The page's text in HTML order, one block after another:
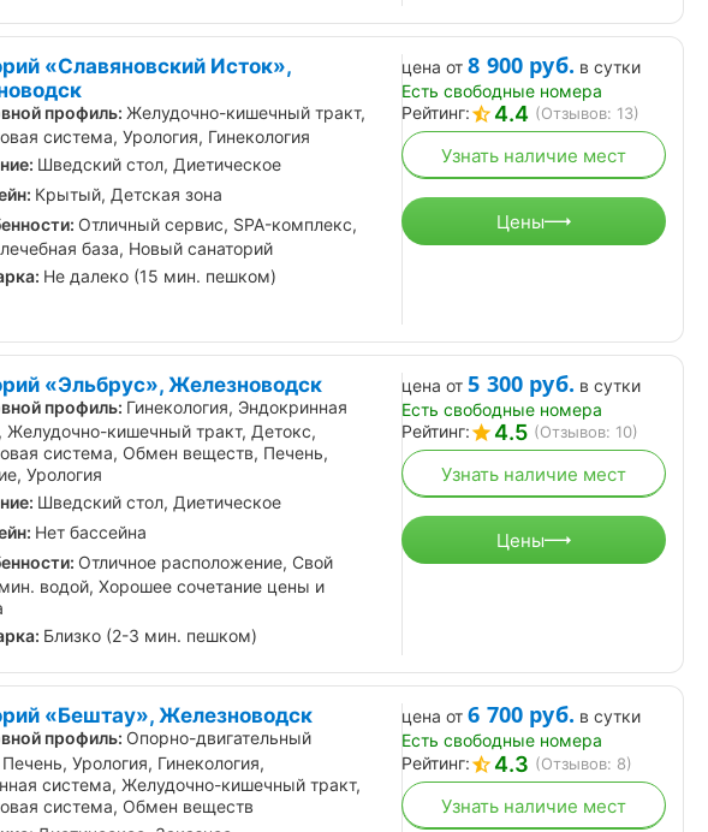
«Славяновский Исток»,
профиль: Желудочно-кишечный тракт,
система, Урология, Гинекология
Шведский стол, Диетическое
Крытый, Детская зона
Отличный сервис, SPA-комплекс,
база, Новый санаторий
Не далеко (15 мин. пешком)
цена от 8 900 руб. в сутки
Есть свободные номера
Рейтинг:
4.4 (Отзывов: 13)
Узнать наличие мест
Цены
«Эльбрус», Железноводск
профиль: Гинекология, Эндокринная
Желудочно-кишечный тракт, Детокс,
система, Обмен веществ, Печень,
Урология
Шведский стол, Диетическое
Нет бассейна
Отличное расположение, Свой
водой, Хорошее сочетание цены и
Близко (2-3 мин. пешком)
цена от 5 300 руб. в сутки
Есть свободные номера
Рейтинг:
4.5 (Отзывов: 10)
Узнать наличие мест
Цены
«Бештау», Железноводск
профиль: Опорно-двигательный
Урология, Гинекология,
система, Желудочно-кишечный тракт,
система, Обмен веществ
цена от 6 700 руб. в сутки
Есть свободные номера
Рейтинг:
4.3 (Отзывов: 8)
Узнать наличие мест